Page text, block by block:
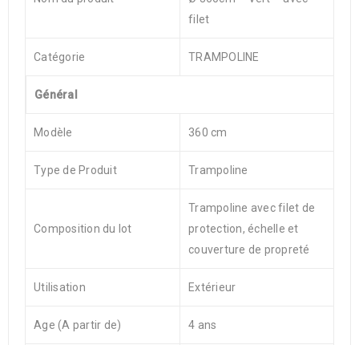
filet
Catégorie TRAMPOLINE
Général
Modèle 360 cm
Type de Produit Trampoline
Composition du lot
Trampoline avec filet de
protection, échelle et
couverture de propreté
Utilisation Extérieur
Age (A partir de) 4 ans